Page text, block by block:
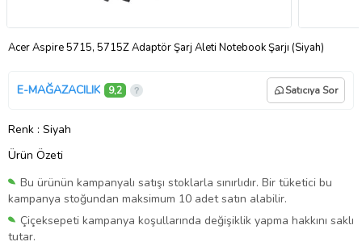
Acer Aspire 5715, 5715Z Adaptör Şarj Aleti Notebook Şarjı (Siyah)
E-MAĞAZACILIK 9,2 Satıcıya Sor
Renk : Siyah
Ürün Özeti
Bu ürünün kampanyalı satışı stoklarla sınırlıdır. Bir tüketici bu
kampanya stoğundan maksimum 10 adet satın alabilir.
Çiçeksepeti kampanya koşullarında değişiklik yapma hakkını saklı
tutar.